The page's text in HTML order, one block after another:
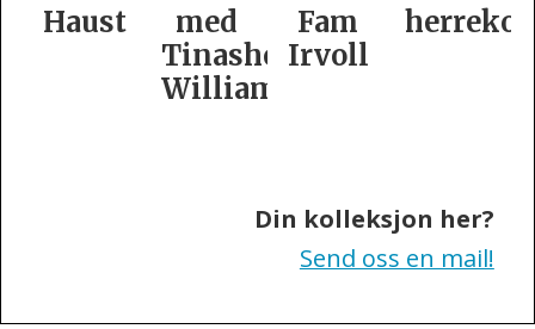
med
Williamson
Fam
Irvoll
herrekolleksjon
Din kolleksjon her?
Send oss en mail!